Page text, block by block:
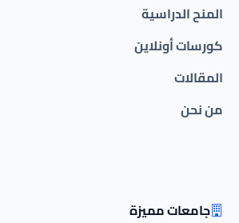
المنح الدراسية
كورسات أونلاين
المقالات
من نحن
جامعات مميزة